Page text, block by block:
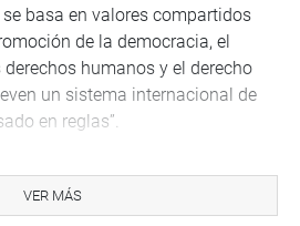
basa en valores compartidos
de la democracia, el
derechos humanos y el derecho
un sistema internacional de
en reglas”.
del Perú, destacando en las
en proyectos sobre
VER MÁS